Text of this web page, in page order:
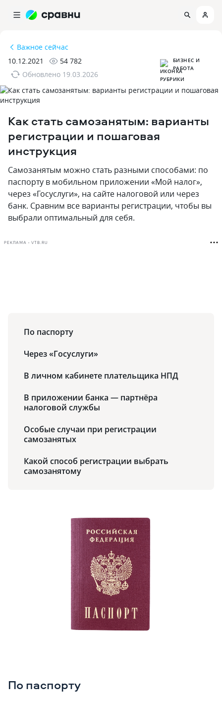
Важное сейчас
10.12.2021
54 782
Обновлено 19.03.2026
БИЗНЕС И
РАБОТА
Как стать самозанятым: варианты
регистрации и пошаговая
инструкция
Самозанятым можно стать разными способами: по
паспорту в мобильном приложении «Мой налог»,
через «Госуслуги», на сайте налоговой или через
банк. Сравним все варианты регистрации, чтобы вы
выбрали оптимальный для себя.
РЕКЛАМА • VTB.RU
По паспорту
Через «Госуслуги»
В личном кабинете плательщика НПД
В приложении банка — партнёра
налоговой службы
Особые случаи при регистрации
самозанятых
Какой способ регистрации выбрать
самозанятому
По паспорту